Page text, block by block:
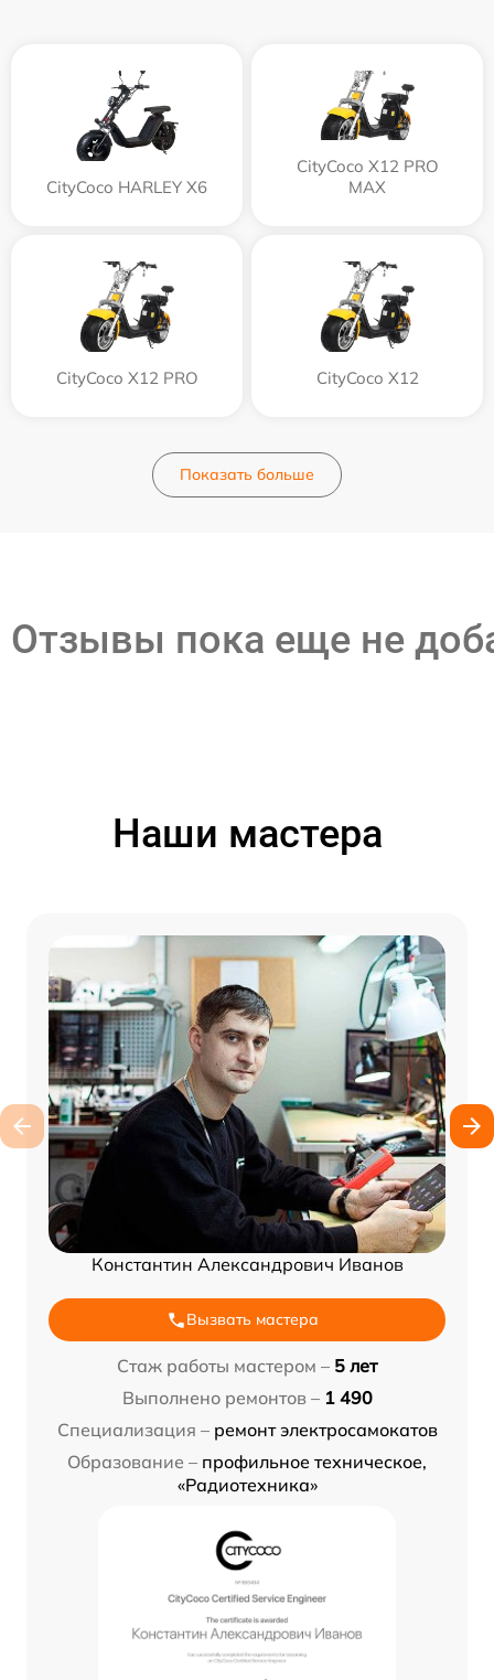
CityCoco HARLEY X6
CityCoco X12 PRO
MAX
CityCoco X12 PRO CityCoco X12
Показать больше
Отзывы пока еще не
Наши мастера
Константин Александрович Иванов
Вызвать мастера
Стаж работы мастером – 5 лет
Выполнено ремонтов – 1 490
Специализация – ремонт электросамокатов
Образование – профильное техническое,
«Радиотехника»